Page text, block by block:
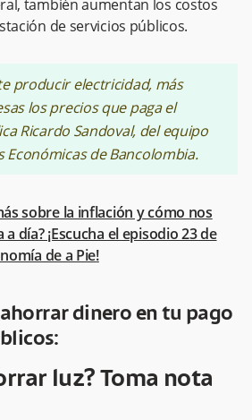
también aumentan los costos
de servicios públicos.
producir electricidad, más
los precios que paga el
Ricardo Sandoval, del equipo
Económicas de Bancolombia.
sobre la inflación y cómo nos
día? ¡Escucha el episodio 23 de
de a Pie!
dinero en tu pago
luz? Toma nota